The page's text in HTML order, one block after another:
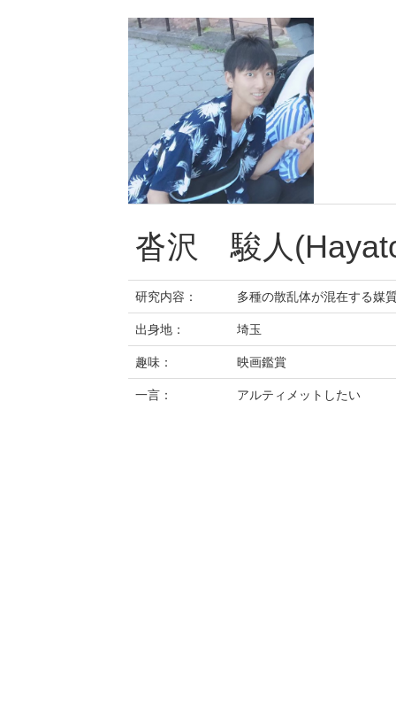
沓沢 駿人
研究内容： 多種の散乱体が混在する媒
出身地： 埼玉
趣味： 映画鑑賞
一言： アルティメットしたい